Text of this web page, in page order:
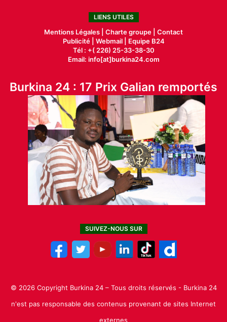
LIENS UTILES
Mentions Légales | Charte groupe | Contact
Publicité| Webmail |
Equipe B24
Tél : +( 226) 25-33-38-30
Email: info[at]burkina24.com
Burkina 24 : 17 Prix Galian remportés
SUIVEZ-NOUS SUR
© 2026 Copyright Burkina 24 – Tous droits réservés - Burkina 24
n'est pas responsable des contenus provenant de sites Internet
externes